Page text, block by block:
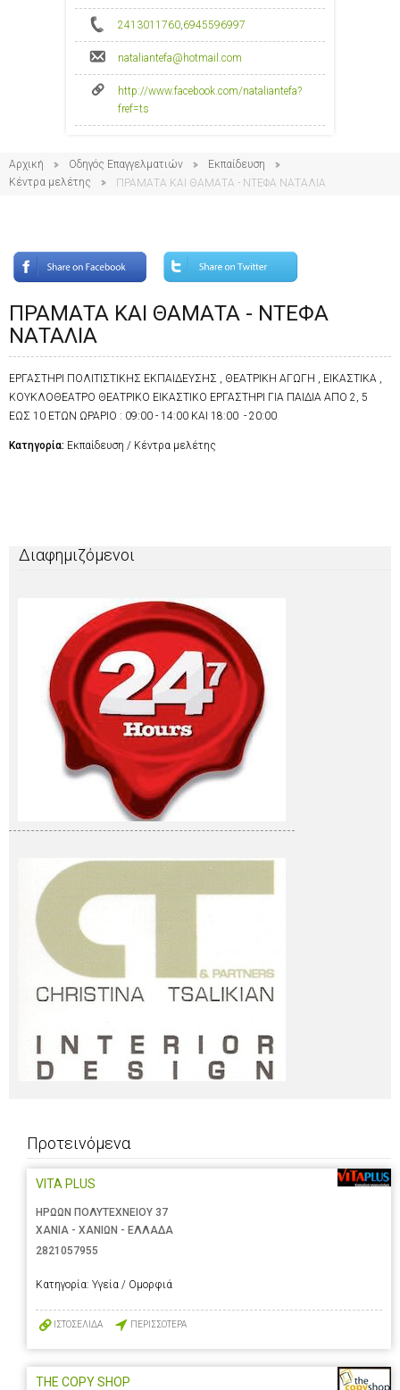
2413011760,6945596997
nataliantefa@hotmail.com
http://www.facebook.com/nataliantefa?
fref=ts
Αρχική Οδηγός Επαγγελματιών
Εκπαίδευση
Κέντρα μελέτης
ΠΡΑΜΑΤΑ ΚΑΙ ΘΑΜΑΤΑ - ΝΤΕΦΑ ΝΑΤΑΛΙΑ
ΠΡΑΜΑΤΑ ΚΑΙ ΘΑΜΑΤΑ - ΝΤΕΦΑ
ΝΑΤΑΛΙΑ
ΕΡΓΑΣΤΗΡΙ ΠΟΛΙΤΙΣΤΙΚΗΣ ΕΚΠΑΙΔΕΥΣΗΣ , ΘΕΑΤΡΙΚΗ ΑΓΩΓΗ , ΕΙΚΑΣΤΙΚΑ ,
ΚΟΥΚΛΟΘΕΑΤΡΟ ΘΕΑΤΡΙΚΟ ΕΙΚΑΣΤΙΚΟ ΕΡΓΑΣΤΗΡΙ ΓΙΑ ΠΑΙΔΙΑ ΑΠΟ 2, 5
ΕΩΣ 10 ΕΤΩΝ ΩΡΑΡΙΟ : 09:00 - 14:00 KAI 18:00 - 20:00
Κατηγορία: Εκπαίδευση / Κέντρα μελέτης
Διαφημιζόμενοι
Προτεινόμενα
VITA PLUS
ΗΡΩΩΝ ΠΟΛΥΤΕΧΝΕΙΟΥ 37
ΧΑΝΙΑ - ΧΑΝΙΩΝ - ΕΛΛΑΔΑ
2821057955
Κατηγορία: Υγεία / Ομορφιά
ΙΣΤΟΣΕΛΙΔΑ ΠΕΡΙΣΣΟΤΕΡΑ
THE COPY SHOP